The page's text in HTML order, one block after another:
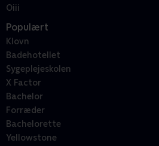
Oiii
Populært
Klovn
Badehotellet
Sygeplejeskolen
X Factor
Bachelor
Forræder
Bachelorette
Yellowstone